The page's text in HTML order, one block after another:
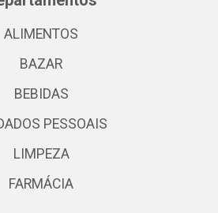
ALIMENTOS
BAZAR
BEBIDAS
PESSOAIS
LIMPEZA
FARMÁCIA